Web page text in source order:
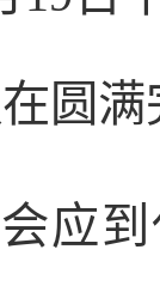
圆
应